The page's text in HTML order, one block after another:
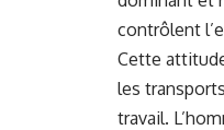
contrôlent
Cette
les
travail.